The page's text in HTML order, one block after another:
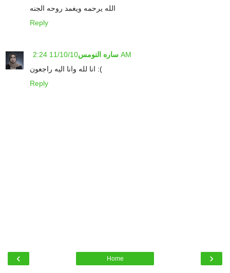
الله يرحمه ويغمد روحه الجنه
Reply
ساره النومس 11/10/10 2:24 AM
انا لله وانا اليه راجعون :(
Reply
‹ ›
Home